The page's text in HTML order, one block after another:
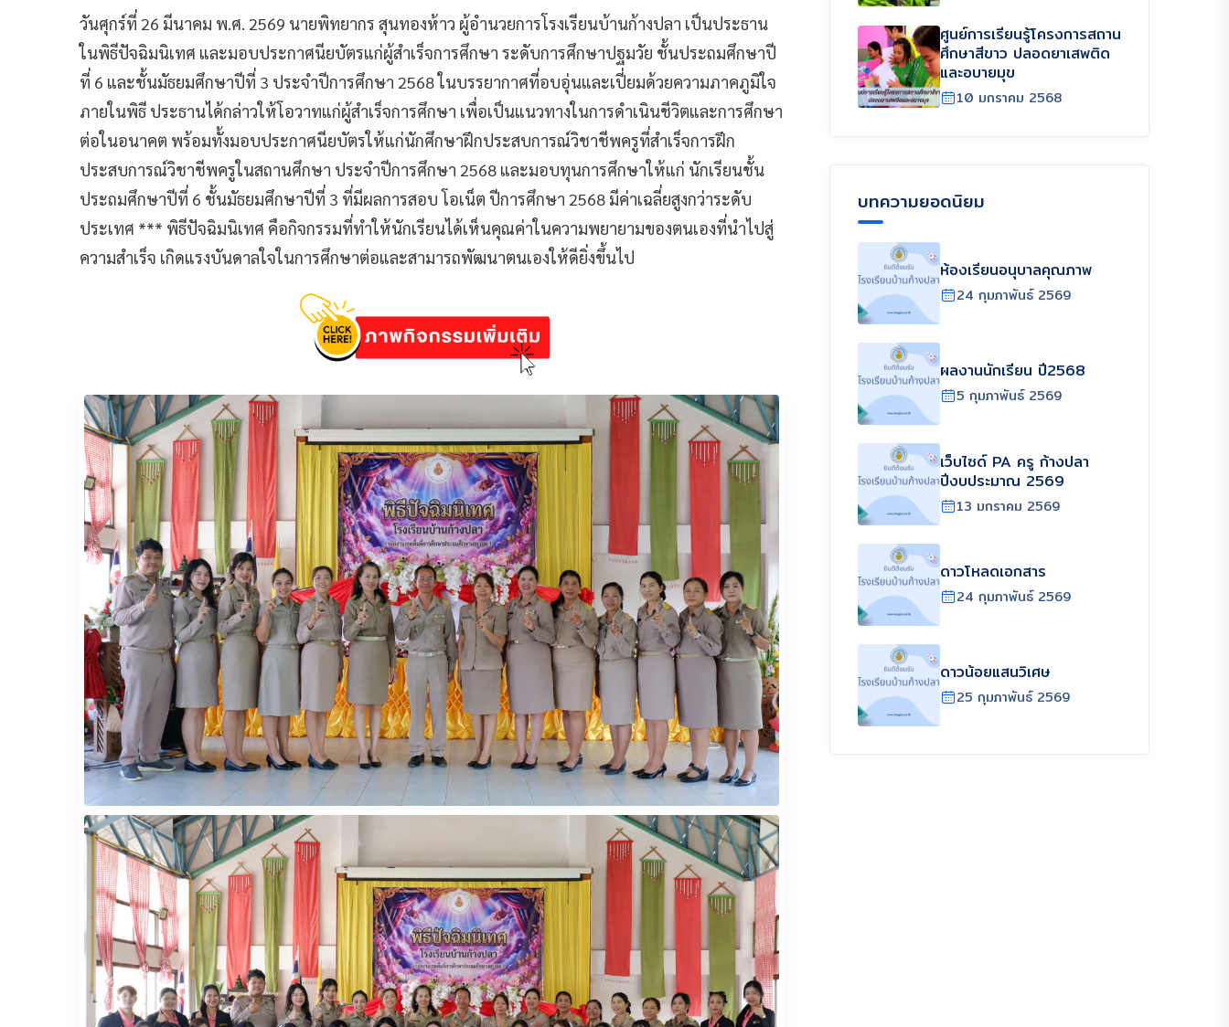
วันศุกร์ที่ 26 มีนาคม พ.ศ. 2569 นายพิทยากร สุนทองห้าว ผู้อำนวยการโรงเรียนบ้านก้างปลา เป็นประธาน
ในพิธีปัจฉิมนิเทศ และมอบประกาศนียบัตรแก่ผู้สำเร็จการศึกษา ระดับการศึกษาปฐมวัย ชั้นประถมศึกษาปี
ที่ 6 และชั้นมัธยมศึกษาปีที่ 3 ประจำปีการศึกษา 2568 ในบรรยากาศที่อบอุ่นและเปี่ยมด้วยความภาคภูมิใจ
ภายในพิธี ประธานได้กล่าวให้โอวาทแก่ผู้สำเร็จการศึกษา เพื่อเป็นแนวทางในการดำเนินชีวิตและการศึกษา
ต่อในอนาคต พร้อมทั้งมอบประกาศนียบัตรให้แก่นักศึกษาฝึกประสบการณ์วิชาชีพครูที่สำเร็จการฝึก
ประสบการณ์วิชาชีพครูในสถานศึกษา ประจำปีการศึกษา 2568 และมอบทุนการศึกษาให้แก่ นักเรียนชั้น
ประถมศึกษาปีที่ 6 ชั้นมัธยมศึกษาปีที่ 3 ที่มีผลการสอบ โอเน็ต ปีการศึกษา 2568 มีค่าเฉลี่ยสูงกว่าระดับ
ประเทศ *** พิธีปัจฉิมนิเทศ คือกิจกรรมที่ทำให้นักเรียนได้เห็นคุณค่าในความพยายามของตนเองที่นำไปสู่
ความสำเร็จ เกิดแรงบันดาลใจในการศึกษาต่อและสามารถพัฒนาตนเองให้ดียิ่งขึ้นไป
ศูนย์การเรียนรู้โครงการสถาน
ศึกษาสีขาว ปลอดยาเสพติด
และอบายมุข
10 มกราคม 2568
บทความยอดนิยม
ห้องเรียนอนุบาลคุณภาพ
24 กุมภาพันธ์ 2569
ผลงานนักเรียน ปี2568
5 กุมภาพันธ์ 2569
เว็บไซด์ PA ครู ก้างปลา
ปีงบประมาณ 2569
13 มกราคม 2569
ดาวโหลดเอกสาร
24 กุมภาพันธ์ 2569
ดาวน้อยแสนวิเศษ
25 กุมภาพันธ์ 2569